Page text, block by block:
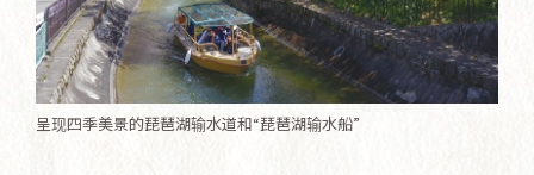
呈现四季美景的琵琶湖输水道和“琵琶湖输水船”